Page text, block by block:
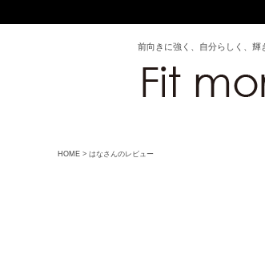
前向きに強く、自分らしく、輝
HOME はなさんのレビュー